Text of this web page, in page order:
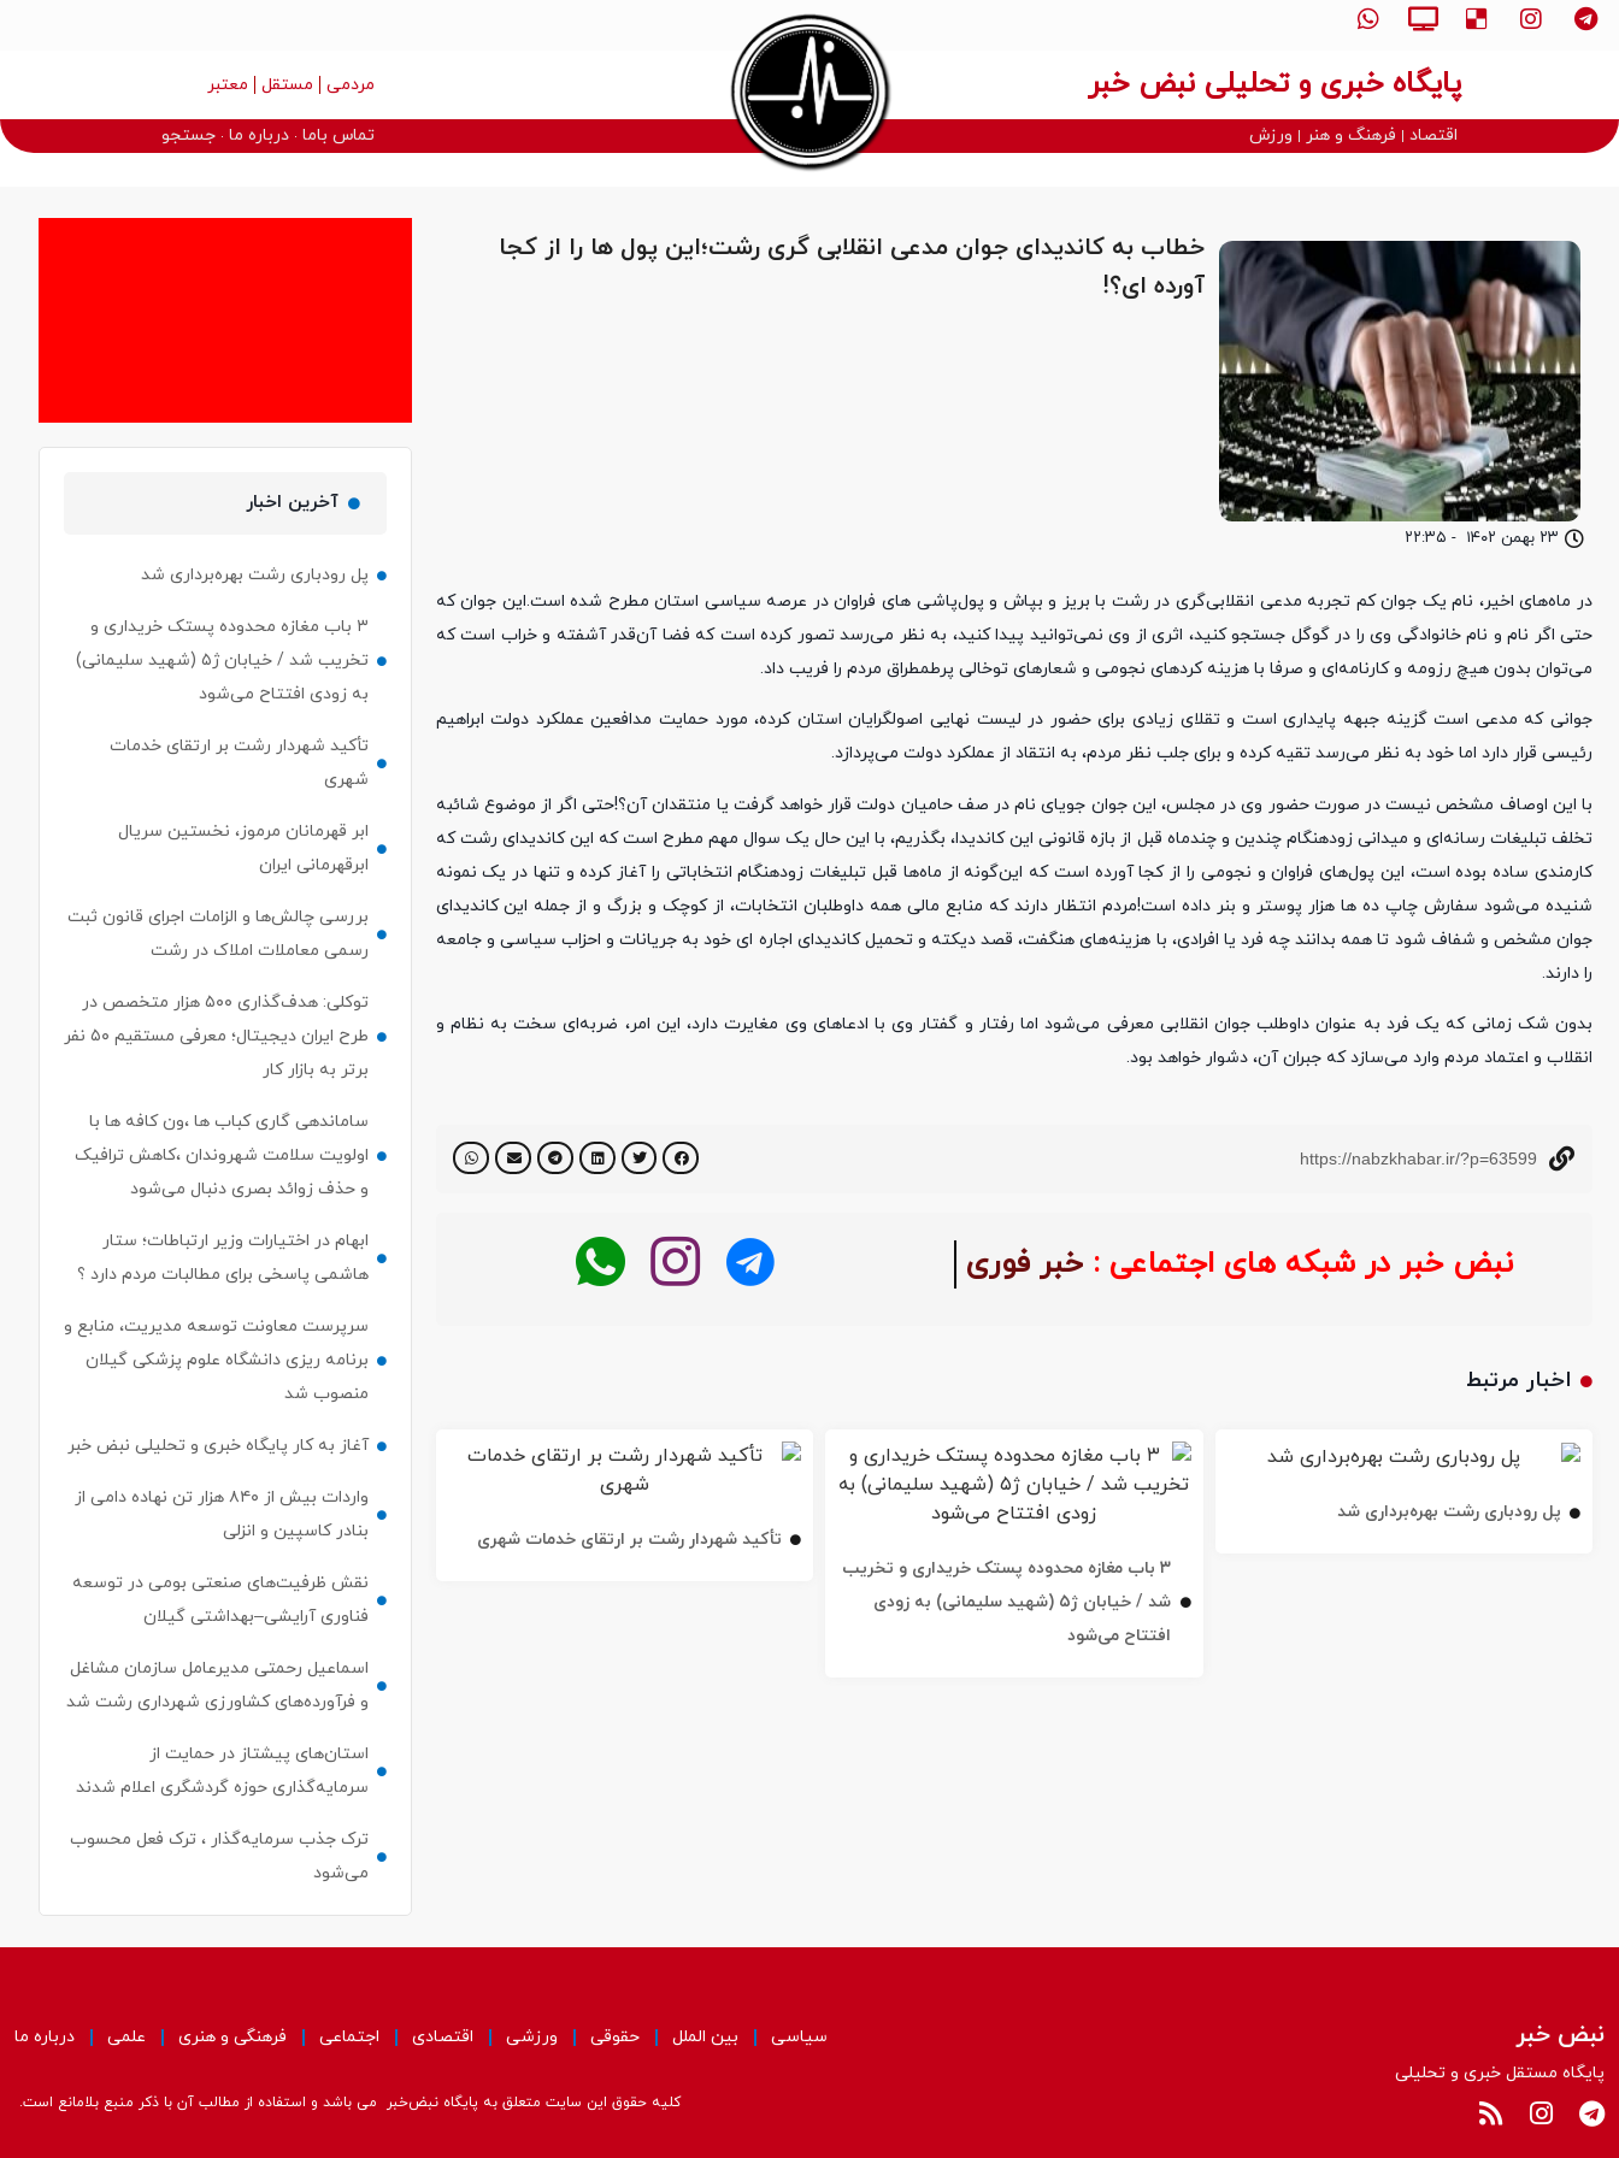
پایگاه خبری و تحلیلی نبض خبر مردمی مستقل معتبر
اقتصاد فرهنگ و هنر ورزش تماس باما درباره ما جستجو
۲۳ بهمن ۱۴۰۲ - ۲۲:۳۵
خطاب به کاندیدای جوان مدعی انقلابی گری رشت؛این پول ها را از کجا
آورده ای؟!
در ماه‌های اخیر، نام یک جوان کم تجربه مدعی انقلابی‌گری در رشت با بریز و بپاش‌ و پول‌پاشی های فراوان در عرصه سیاسی استان مطرح شده است.این جوان که
حتی اگر نام و نام خانوادگی وی را در گوگل جستجو کنید، اثری از وی نمی‌توانید پیدا کنید، به نظر می‌رسد تصور کرده است که فضا آن‌قدر آشفته و خراب است که
می‌توان بدون هیچ رزومه و کارنامه‌‌ای و صرفا با هزینه کردهای نجومی و شعارهای توخالی پرطمطراق مردم را فریب داد.
جوانی که مدعی است گزینه جبهه پایداری است و تقلای زیادی برای حضور در لیست نهایی اصولگرایان استان کرده، مورد حمایت مدافعین عملکرد دولت ابراهیم
رئیسی قرار دارد اما خود به نظر می‌رسد تقیه کرده و برای جلب نظر مردم، به انتقاد از عملکرد دولت می‌پردازد.
با این اوصاف مشخص نیست در صورت حضور وی در مجلس، این جوان جویای نام در صف حامیان دولت قرار خواهد گرفت یا منتقدان آن؟!حتی اگر از موضوع شائبه
تخلف تبلیغات رسانه‌ای و میدانی زودهنگام چندین و چندماه قبل از بازه قانونی این کاندیدا، بگذریم، با این حال یک سوال مهم مطرح است که این کاندیدای رشت که
کارمندی ساده بوده است، این پول‌های فراوان و نجومی را از کجا آورده است که این‌گونه از ماه‌ها قبل تبلیغات زودهنگام انتخاباتی را آغاز کرده و تنها در یک نمونه
شنیده می‌شود سفارش چاپ ده ها هزار پوستر و بنر داده است!مردم انتظار دارند که منابع مالی همه داوطلبان انتخابات، از کوچک و بزرگ و از جمله این کاندیدای
جوان مشخص و شفاف شود تا همه بدانند چه فرد یا افرادی، با هزینه‌های هنگفت، قصد دیکته و تحمیل کاندیدای اجاره ای خود به جریانات و احزاب سیاسی و جامعه
را دارند.
بدون شک زمانی که یک فرد به عنوان داوطلب جوان انقلابی معرفی می‌شود اما رفتار و گفتار وی با ادعاهای وی مغایرت دارد، این امر، ضربه‌ای سخت به نظام و
انقلاب و اعتماد مردم وارد می‌سازد که جبران آن، دشوار خواهد بود.
https://nabzkhabar.ir/?p=63599
نبض خبر در شبکه های اجتماعی : خبر فوری
اخبار مرتبط
پل رودباری رشت بهره‌برداری شد
۳ باب مغازه محدوده پستک خریداری و تخریب
شد / خیابان ژ۵ (شهید سلیمانی) به زودی
افتتاح می‌شود
تأکید شهردار رشت بر ارتقای خدمات شهری
آخرین اخبار
پل رودباری رشت بهره‌برداری شد
۳ باب مغازه محدوده پستک خریداری و
تخریب شد / خیابان ژ۵ (شهید سلیمانی)
به زودی افتتاح می‌شود
تأکید شهردار رشت بر ارتقای خدمات
شهری
ابر قهرمانان مرموز، نخستین سریال
ابرقهرمانی ایران
بررسی چالش‌ها و الزامات اجرای قانون ثبت
رسمی معاملات املاک در رشت
توکلی: هدف‌گذاری ۵۰۰ هزار متخصص در
طرح ایران دیجیتال؛ معرفی مستقیم ۵۰ نفر
برتر به بازار کار
ساماندهی گاری کباب ها ،ون کافه ها با
اولویت سلامت شهروندان ،کاهش ترافیک
و حذف زوائد بصری دنبال می‌شود
ابهام در اختیارات وزیر ارتباطات؛ ستار
هاشمی پاسخی برای مطالبات مردم دارد ؟
سرپرست معاونت توسعه مدیریت، منابع و
برنامه ریزی دانشگاه علوم پزشکی گیلان
منصوب شد
آغاز به کار پایگاه خبری و تحلیلی نبض خبر
واردات بیش از ۸۴۰ هزار تن نهاده دامی از
بنادر كاسپین و انزلی
نقش ظرفیت‌های صنعتی بومی در توسعه
فناوری آرایشی–بهداشتی گیلان
اسماعیل رحمتی مدیرعامل سازمان مشاغل
و فرآورده‌های کشاورزی شهرداری رشت شد
استان‌های پیشتاز در حمایت از
سرمایه‌گذاری حوزه گردشگری اعلام شدند
ترک جذب سرمایه‌گذار ، ترک فعل محسوب
می‌شود
نبض خبر
پایگاه مستقل خبری و تحلیلی
سیاسی بین الملل حقوقی ورزشی اقتصادی اجتماعی فرهنگی و هنری علمی درباره ما
کلیه حقوق این سایت متعلق به پایگاه نبض‌خبر می باشد و استفاده از مطالب آن با ذکر منبع بلامانع است.